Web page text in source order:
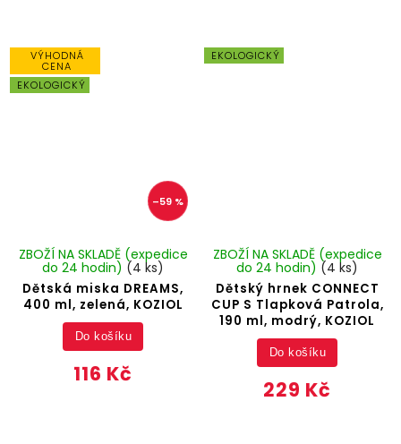
VÝHODNÁ
CENA
EKOLOGICKÝ
–59 %
Dětská miska DREAMS,
400 ml, zelená, KOZIOL
ZBOŽÍ NA SKLADĚ (expedice
do 24 hodin) (4 ks)
116 Kč
Do košíku
EKOLOGICKÝ
Dětský hrnek CONNECT
CUP S Tlapková Patrola,
190 ml, modrý, KOZIOL
ZBOŽÍ NA SKLADĚ (expedice
do 24 hodin) (4 ks)
229 Kč
Do košíku